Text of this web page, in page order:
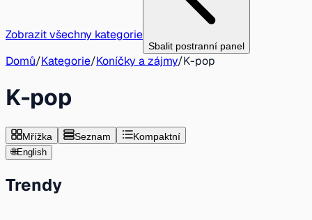
Zobrazit všechny kategorie
Sbalit postranní panel
Domů/Kategorie/Koníčky a zájmy/K-pop
K-pop
Mřížka Seznam Kompaktní
🌐English
Trendy